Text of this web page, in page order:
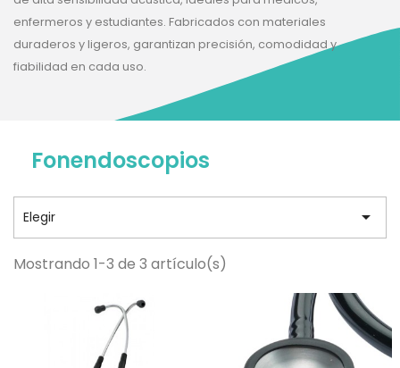
enfermeros y estudiantes. Fabricados con materiales
duraderos y ligeros, garantizan precisión, comodidad y
fiabilidad en cada uso.
Fonendoscopios
Elegir 
Mostrando 1-3 de 3 artículo(s)